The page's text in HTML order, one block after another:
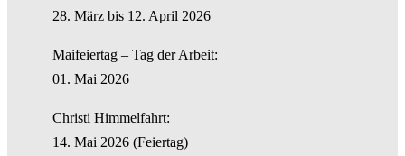
28. März bis 12. April 2026
Maifeiertag – Tag der Arbeit:
01. Mai 2026
Christi Himmelfahrt:
14. Mai 2026 (Feiertag)